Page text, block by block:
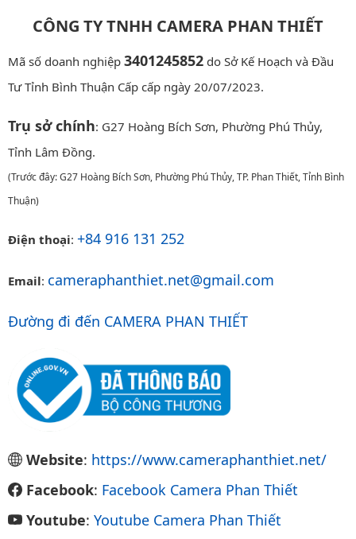
CÔNG TY TNHH CAMERA PHAN THIẾT
Mã số doanh nghiệp 3401245852 do Sở Kế Hoạch và Đầu
Tư Tỉnh Bình Thuận Cấp cấp ngày 20/07/2023.
Trụ sở chính: G27 Hoàng Bích Sơn, Phường Phú Thủy,
Tỉnh Lâm Đồng.
(Trước đây: G27 Hoàng Bích Sơn, Phường Phú Thủy, TP. Phan Thiết, Tỉnh Bình
Thuận)
Điện thoại: +84 916 131 252
Email: cameraphanthiet.net@gmail.com
Đường đi đến CAMERA PHAN THIẾT
Website: https://www.cameraphanthiet.net/
Facebook: Facebook Camera Phan Thiết
Youtube: Youtube Camera Phan Thiết